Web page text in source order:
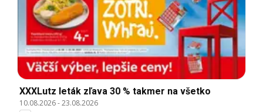
XXXLutz leták zľava 30 % takmer na všetko
10.08.2026-23.08.2026